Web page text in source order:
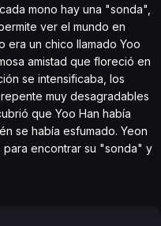
mono hay una "sonda",
ver el mundo en
era un chico llamado Yoo
amistad que floreció en
se intensificaba, los
muy desagradables
que Yoo Han había
se había esfumado. Yeon
encontrar su "sonda" y